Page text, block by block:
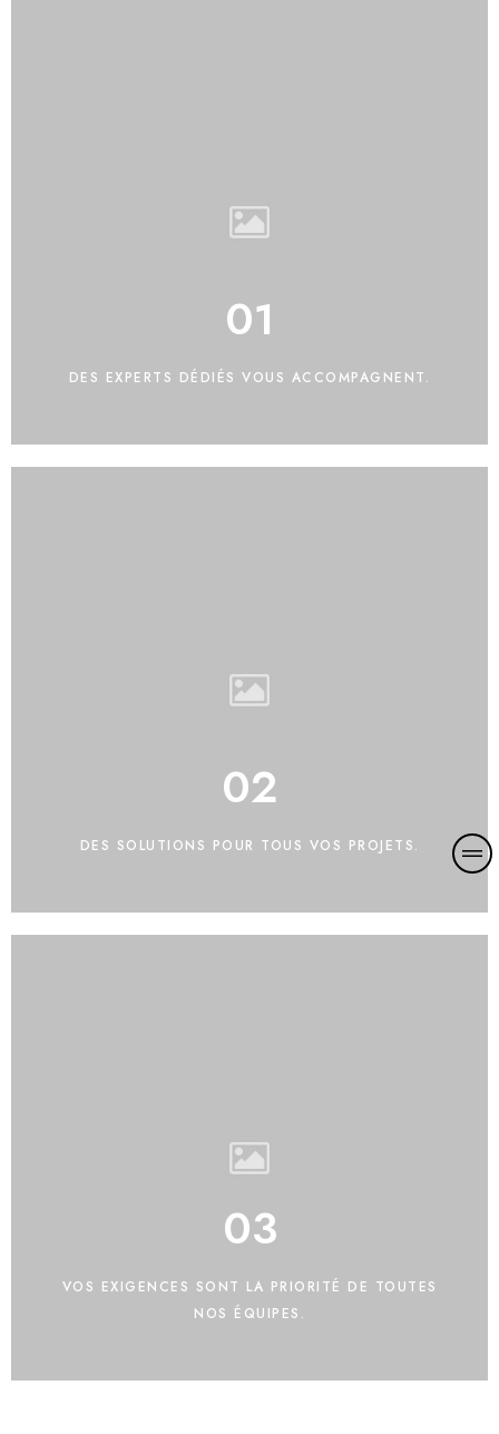
01
DES EXPERTS DÉDIÉS VOUS ACCOMPAGNENT.
02
DES SOLUTIONS POUR TOUS VOS PROJETS.
03
VOS EXIGENCES SONT LA PRIORITÉ DE TOUTES
NOS ÉQUIPES.